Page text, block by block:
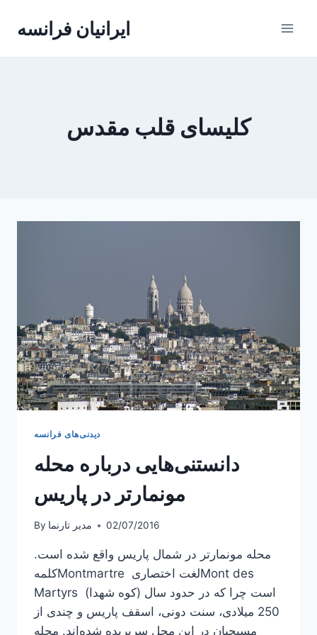
ایرانیان فرانسه
کلیسای قلب مقدس
دیدنی‌های فرانسه
دانستنی‌هایی درباره محله
مونمارتر در پاریس
By مدیر تارنما 02/07/2016
محله مونمارتر در شمال پاریس واقع شده است.
کلمهMontmartre لغت اختصاریMont des
Martyrs (کوه شهدا) است چرا که در حدود سال
250 میلادی، سنت دونی، اسقف پاریس و چندی از
مسیحیان در این محل سربریده شده‌اند. محله